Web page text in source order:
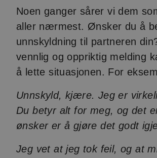
Noen ganger sårer vi dem
aller nærmest. Ønsker du å
unnskyldning til partneren
vennlig og oppriktig melding
å lette situasjonen. For
Unnskyld, kjære. Jeg er
Du betyr alt for meg, og det
ønsker er å gjøre det godt
Jeg vet at jeg tok feil, og at